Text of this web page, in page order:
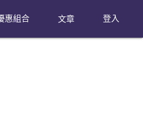
惠組合 文章 登入